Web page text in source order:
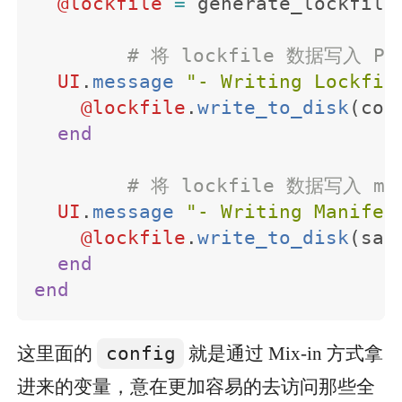
# 将 lockfile 数据写入
UI . message
"- Writing
@lockfile . write_to_disk (
end
# 将 lockfile 数据写入
UI . message
"- Writing
@lockfile . write_to_disk (
end
end
这里面的 config
就是通过 Mix-in 方式拿
进来的变量，意在更加容易的去访问那些全